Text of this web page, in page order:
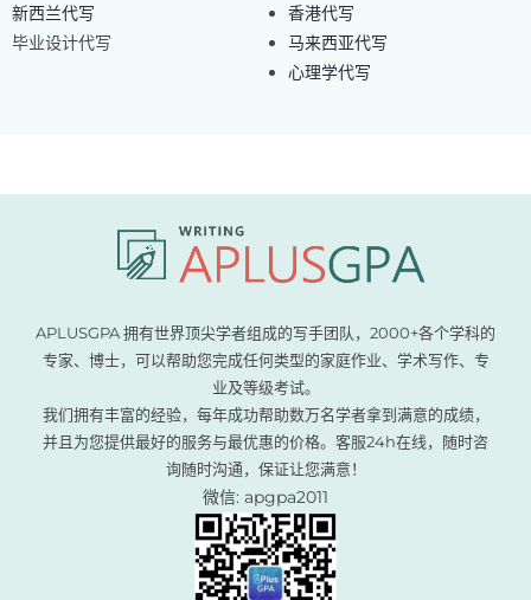
新西兰代写
毕业设计代写
香港代写
马来西亚代写
心理学代写
APLUSGPA 拥有世界顶尖学者组成的写手团队，2000+各个学科的
专家、博士，可以帮助您完成任何类型的家庭作业、学术写作、专
业及等级考试。
我们拥有丰富的经验，每年成功帮助数万名学者拿到满意的成绩，
并且为您提供最好的服务与最优惠的价格。客服24h在线，随时咨
询随时沟通，保证让您满意！
微信: apgpa2011